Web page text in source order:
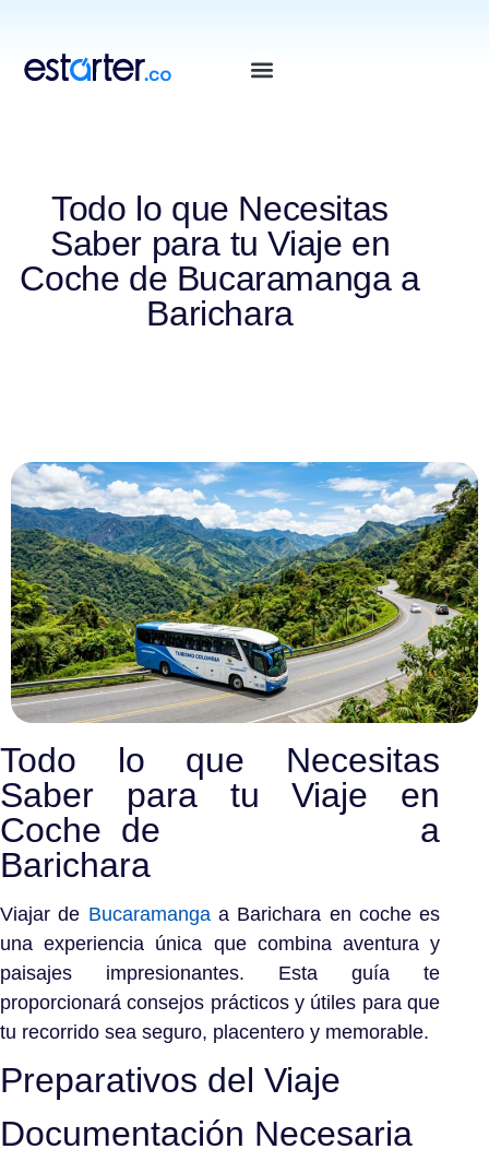
Todo lo que Necesitas
Saber para tu Viaje en
Coche de Bucaramanga a
Barichara
Todo lo que Necesitas
Saber para tu Viaje en
Coche de
a
Barichara
Viajar de Bucaramangaa Barichara en coche es
una experiencia única que combina aventura y
paisajes impresionantes. Esta guía te
proporcionará consejos prácticos y útiles para que
tu recorrido sea seguro, placentero y memorable.
Preparativos del Viaje
Documentación Necesaria